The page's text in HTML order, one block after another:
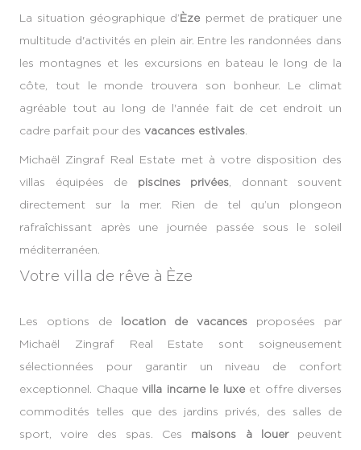
La situation géographique d’Èze permet de pratiquer une
multitude d'activités en plein air. Entre les randonnées dans
les montagnes et les excursions en bateau le long de la
côte, tout le monde trouvera son bonheur. Le climat
agréable tout au long de l'année fait de cet endroit un
cadre parfait pour des vacances estivales
Michaël Zingraf Real Estate met à votre disposition des
villas équipées de piscines privées , donnant souvent
directement sur la mer. Rien de tel qu’un plongeon
rafraîchissant après une journée passée sous le soleil
méditerranéen.
Votre villa de rêve à Èze
Les options de location de vacances proposées par
Michaël Zingraf Real Estate sont soigneusement
sélectionnées pour garantir un niveau de confort
exceptionnel. Chaque villa incarne le luxeet offre diverses
commodités telles que des jardins privés, des salles de
sport, voire des spas. Ces maisons à louerpeuvent